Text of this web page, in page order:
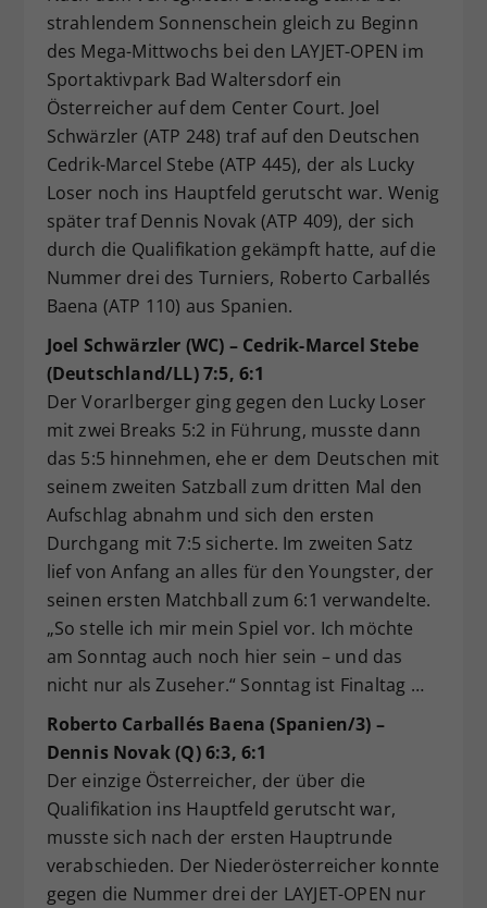
strahlendem Sonnenschein gleich zu Beginn
des Mega-Mittwochs bei den LAYJET-OPEN im
Sportaktivpark Bad Waltersdorf ein
Österreicher auf dem Center Court. Joel
Schwärzler (ATP 248) traf auf den Deutschen
Cedrik-Marcel Stebe (ATP 445), der als Lucky
Loser noch ins Hauptfeld gerutscht war. Wenig
später traf Dennis Novak (ATP 409), der sich
durch die Qualifikation gekämpft hatte, auf die
Nummer drei des Turniers, Roberto Carballés
Baena (ATP 110) aus Spanien.
Joel Schwärzler (WC) – Cedrik-Marcel Stebe
(Deutschland/LL) 7:5, 6:1
Der Vorarlberger ging gegen den Lucky Loser
mit zwei Breaks 5:2 in Führung, musste dann
das 5:5 hinnehmen, ehe er dem Deutschen mit
seinem zweiten Satzball zum dritten Mal den
Aufschlag abnahm und sich den ersten
Durchgang mit 7:5 sicherte. Im zweiten Satz
lief von Anfang an alles für den Youngster, der
seinen ersten Matchball zum 6:1 verwandelte.
„So stelle ich mir mein Spiel vor. Ich möchte
am Sonntag auch noch hier sein – und das
nicht nur als Zuseher.“ Sonntag ist Finaltag …
Roberto Carballés Baena (Spanien/3) –
Dennis Novak (Q) 6:3, 6:1
Der einzige Österreicher, der über die
Qualifikation ins Hauptfeld gerutscht war,
musste sich nach der ersten Hauptrunde
verabschieden. Der Niederösterreicher konnte
gegen die Nummer drei der LAYJET-OPEN nur
Zweck
Dieser Wert speichert Ihre Consent-
Einstellungen. Unter anderem eine
zufällig generierte ID, für die
historische Speicherung Ihrer
vorgenommen Einstellungen, falls der
Webseiten-Betreiber dies eingestellt
hat.